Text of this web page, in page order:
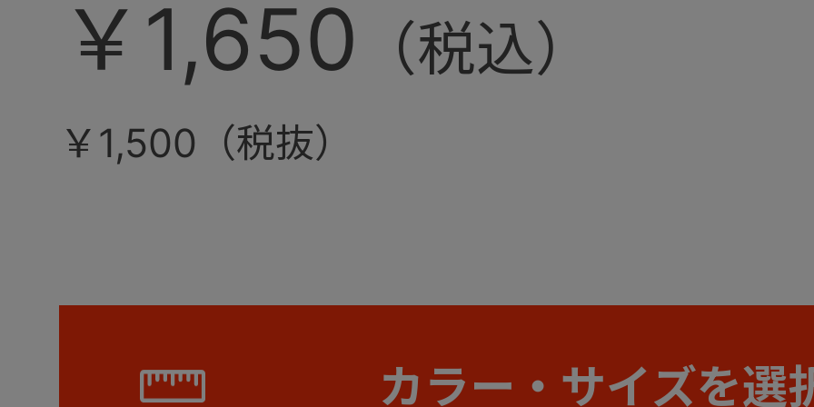
￥1,650
￥1,500（税抜）
カラー・サイズを選